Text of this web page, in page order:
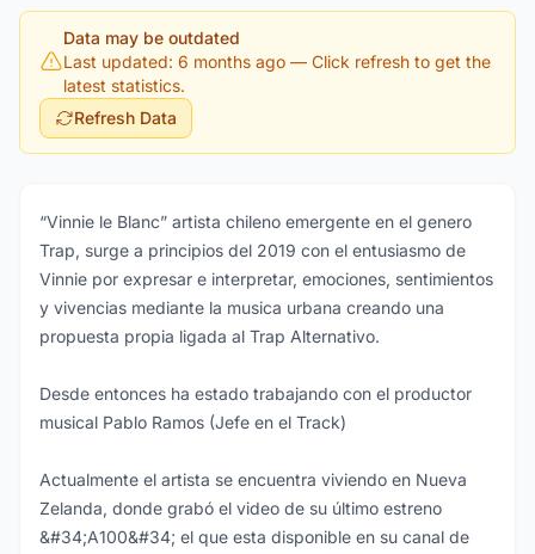
Data may be outdated
Last updated: 6 months ago — Click refresh to get the
latest statistics.
Refresh Data
“Vinnie le Blanc” artista chileno emergente en el genero
Trap, surge a principios del 2019 con el entusiasmo de
Vinnie por expresar e interpretar, emociones, sentimientos
y vivencias mediante la musica urbana creando una
propuesta propia ligada al Trap Alternativo.
Desde entonces ha estado trabajando con el productor
musical Pablo Ramos (Jefe en el Track)
Actualmente el artista se encuentra viviendo en Nueva
Zelanda, donde grabó el video de su último estreno
&#34;A100&#34; el que esta disponible en su canal de